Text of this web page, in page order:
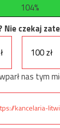
104%
czekaj
100 zł
nas tym
kancelaria-